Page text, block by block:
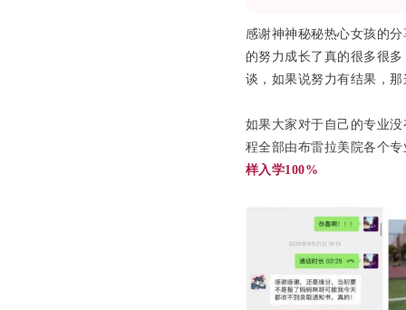
感谢神神秘秘热心女孩的
的努力成长了真的很多很
谈，如果说努力有结果，
如果大家对于自己的专业
程全部由布雷拉美院各个
样入学100%